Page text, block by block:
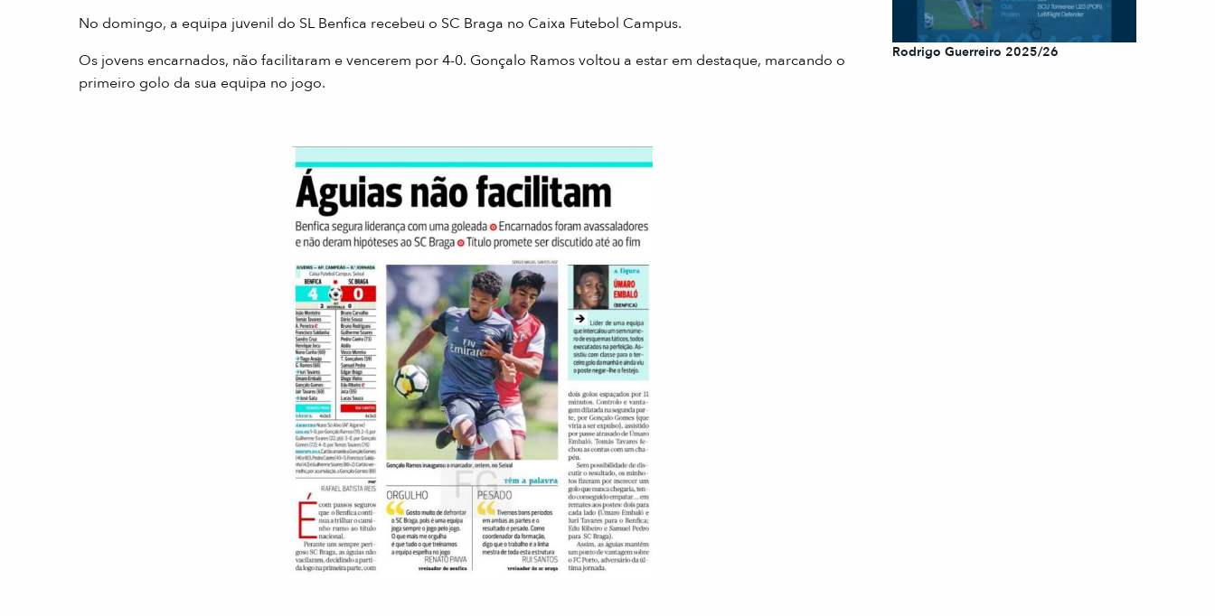
No domingo, a equipa juvenil do SL Benfica recebeu o SC Braga no Caixa Futebol Campus.
Os jovens encarnados, não facilitaram e vencerem por 4-0. Gonçalo Ramos voltou a estar em destaque, marcando o
primeiro golo da sua equipa no jogo.
Rodrigo Guerreiro 2025/26